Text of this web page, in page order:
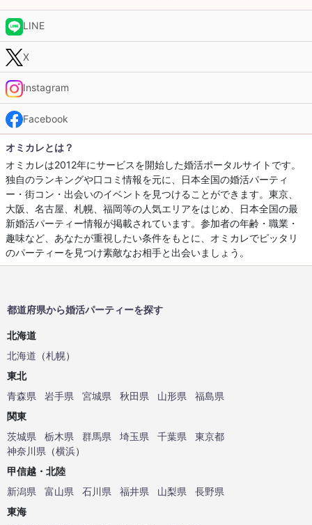
LINE
X
Instagram
Facebook
オミカレとは？
オミカレは2012年にサービスを開始した婚活ポータルサイトです。
独自のランキングや口コミ情報を元に、日本全国の婚活パーティ
ー・街コン・出会いのイベントを見つけることができます。東京、
大阪、名古屋、札幌、福岡等の人気エリアをはじめ、日本全国の最
新婚活パーティー情報が掲載されています。参加者の年齢・職業・
趣味など、あなたが重視したい条件をもとに、オミカレでピッタリ
のパーティーを見つけ素敵なお相手と出会いましょう。
都道府県から婚活パーティーを探す
北海道
北海道 （札幌）
東北
青森県
岩手県 宮城県 秋田県 山形県
福島県
関東
茨城県
栃木県 群馬県 埼玉県 千葉県
東京都
神奈川県 （横浜）
甲信越・北陸
新潟県
富山県 石川県 福井県 山梨県
長野県
東海